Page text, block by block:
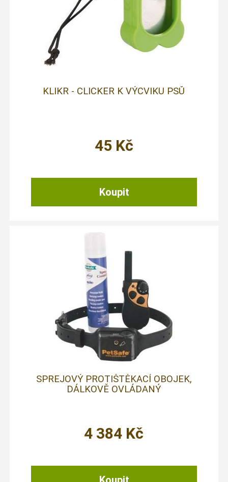
KLIKR - CLICKER K VÝCVIKU PSŮ
45 Kč
SPREJOVÝ PROTIŠTĚKACÍ OBOJEK,
DÁLKOVĚ OVLÁDANÝ
4 384 Kč